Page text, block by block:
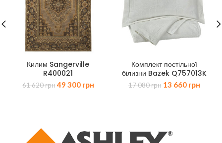
Килим Sangerville
R400021
61 620грнОригінальна
49 300 грнПоточна
Комплект постільної
білизни Bazek Q757013K
17 080грн Оригінальна
13 660 грн